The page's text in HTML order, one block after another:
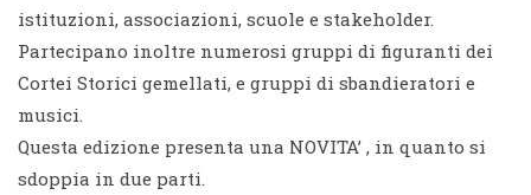
istituzioni, associazioni, scuole e stakeholder.
Partecipano inoltre numerosi gruppi di figuranti dei
Cortei Storici gemellati, e gruppi di sbandieratori e
musici.
Questa edizione presenta una NOVITA’ , in quanto si
sdoppia in due parti.